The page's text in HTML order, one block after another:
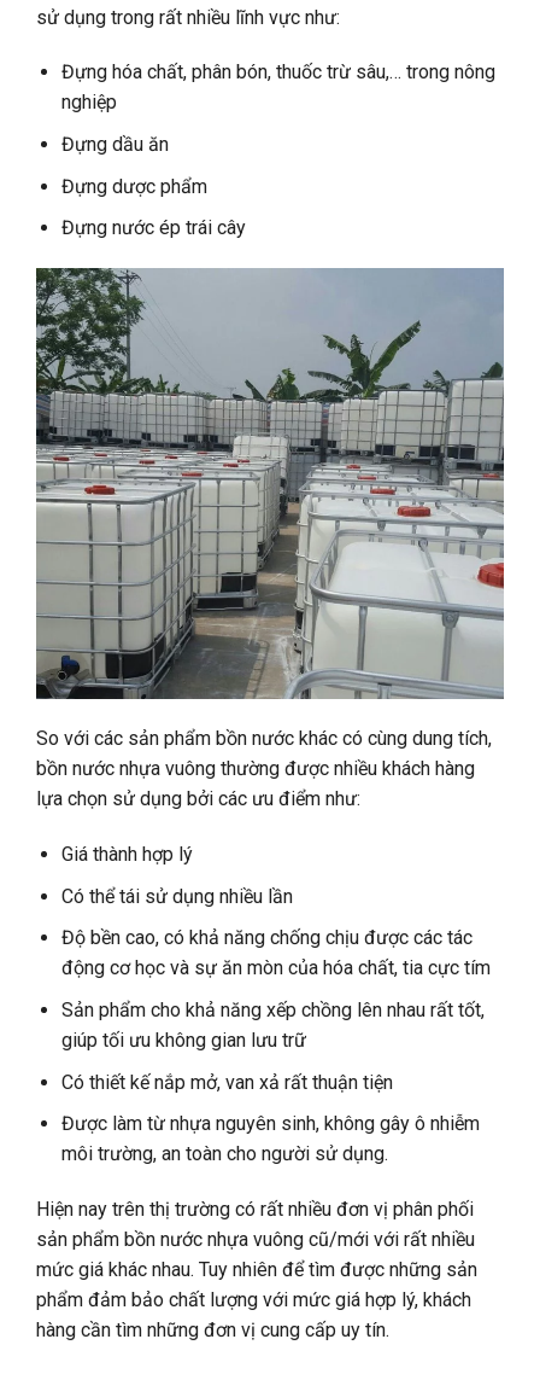
sử dụng trong rất nhiều lĩnh vực như:
Đựng hóa chất, phân bón, thuốc trừ sâu,… trong nông
nghiệp
Đựng dầu ăn
Đựng dược phẩm
Đựng nước ép trái cây
So với các sản phẩm bồn nước khác có cùng dung tích,
bồn nước nhựa vuông thường được nhiều khách hàng
lựa chọn sử dụng bởi các ưu điểm như:
Giá thành hợp lý
Có thể tái sử dụng nhiều lần
Độ bền cao, có khả năng chống chịu được các tác
động cơ học và sự ăn mòn của hóa chất, tia cực tím
Sản phẩm cho khả năng xếp chồng lên nhau rất tốt,
giúp tối ưu không gian lưu trữ
Có thiết kế nắp mở, van xả rất thuận tiện
Được làm từ nhựa nguyên sinh, không gây ô nhiễm
môi trường, an toàn cho người sử dụng.
Hiện nay trên thị trường có rất nhiều đơn vị phân phối
sản phẩm bồn nước nhựa vuông cũ/mới với rất nhiều
mức giá khác nhau. Tuy nhiên để tìm được những sản
phẩm đảm bảo chất lượng với mức giá hợp lý, khách
hàng cần tìm những đơn vị cung cấp uy tín.